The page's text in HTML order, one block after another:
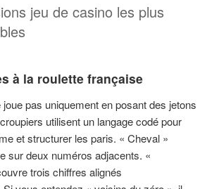
jeu de casino les plus
à la roulette française
pas uniquement en posant des jetons
utilisent un langage codé pour
et structurer les paris. « Cheval »
sur deux numéros adjacents. «
trois chiffres alignés